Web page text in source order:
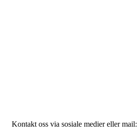
Kontakt oss via sosiale medier eller mail: